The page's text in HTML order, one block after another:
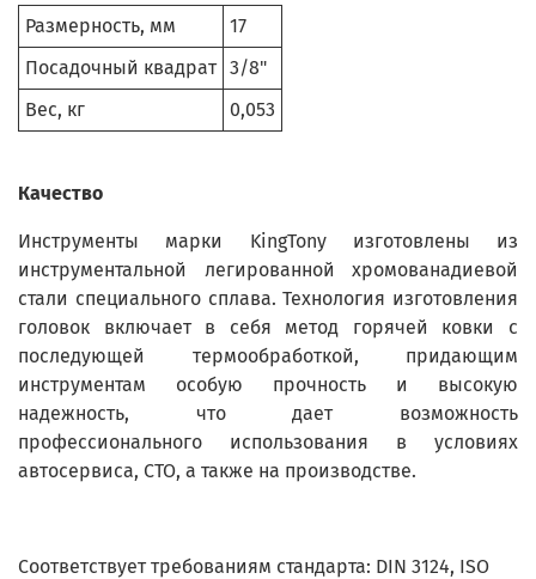
Размерность, мм
17
Посадочный квадрат 3/8"
Вес, кг
0,053
Качество
Инструменты марки KingTony изготовлены из
инструментальной легированной хромованадиевой
стали специального сплава. Технология изготовления
головок включает в себя метод горячей ковки с
последующей термообработкой, придающим
инструментам особую прочность и высокую
надежность, что дает возможность
профессионального использования в условиях
автосервиса, СТО, а также на производстве.
Соответствует требованиям стандарта: DIN 3124, ISO